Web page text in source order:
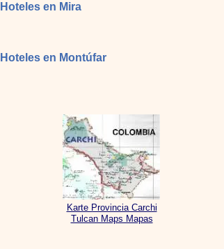
Karte Provincia Carchi
Tulcan Maps Mapas
Hoteles en Mira
Hoteles en Montúfar